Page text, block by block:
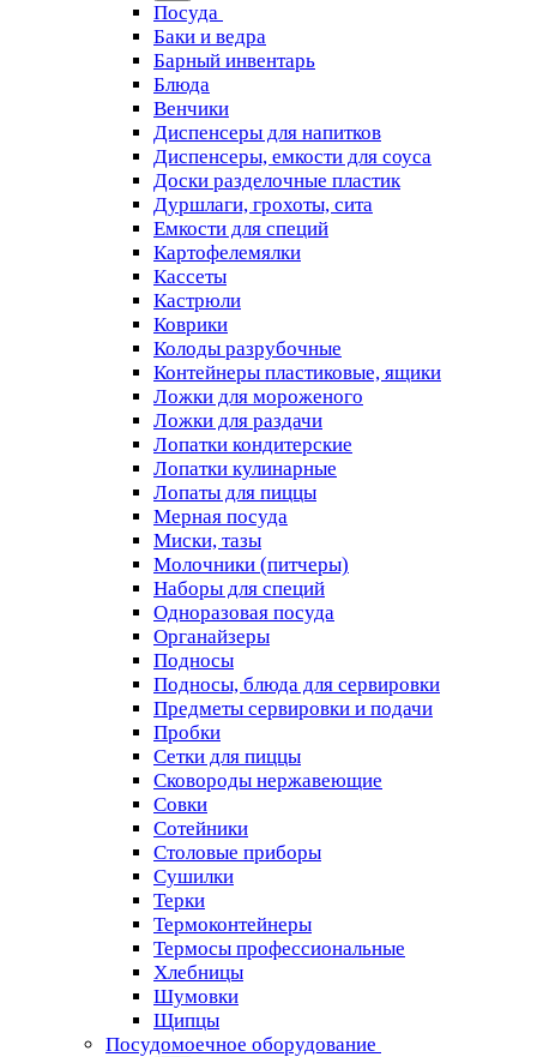
Посуда
Баки и ведра
Барный инвентарь
Блюда
Венчики
Диспенсеры для напитков
Диспенсеры, емкости для соуса
Доски разделочные пластик
Дуршлаги, грохоты, сита
Емкости для специй
Картофелемялки
Кассеты
Кастрюли
Коврики
Колоды разрубочные
Контейнеры пластиковые, ящики
Ложки для мороженого
Ложки для раздачи
Лопатки кондитерские
Лопатки кулинарные
Лопаты для пиццы
Мерная посуда
Миски, тазы
Молочники (питчеры)
Наборы для специй
Одноразовая посуда
Органайзеры
Подносы
Подносы, блюда для сервировки
Предметы сервировки и подачи
Пробки
Сетки для пиццы
Сковороды нержавеющие
Совки
Сотейники
Столовые приборы
Сушилки
Терки
Термоконтейнеры
Термосы профессиональные
Хлебницы
Шумовки
Щипцы
Посудомоечное оборудование